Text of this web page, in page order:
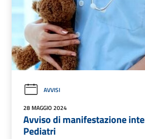
AVVISI
28 MAGGIO 2024
Avviso di manifestazione
Pediatri